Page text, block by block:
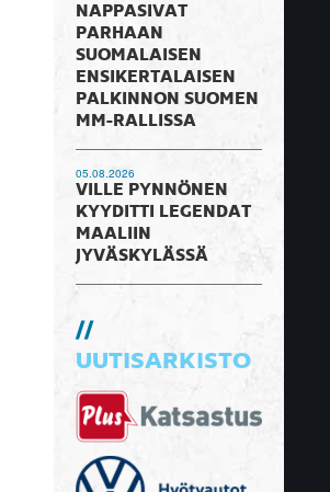
NAPPASIVAT
PARHAAN
SUOMALAISEN
ENSIKERTALAISEN
PALKINNON SUOMEN
MM-RALLISSA
05.08.2026
VILLE PYNNÖNEN
KYYDITTI LEGENDAT
MAALIIN
JYVÄSKYLÄSSÄ
UUTISARKISTO